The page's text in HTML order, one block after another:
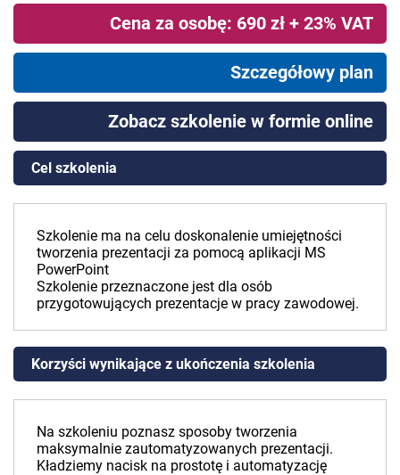
Cena za osobę: 690 zł + 23% VAT
Szczegółowy plan
Zobacz szkolenie w formie online
Cel szkolenia
Szkolenie ma na celu doskonalenie umiejętności
tworzenia prezentacji za pomocą aplikacji MS
PowerPoint
Szkolenie przeznaczone jest dla osób
przygotowujących prezentacje w pracy zawodowej.
Korzyści wynikające z ukończenia szkolenia
Na szkoleniu poznasz sposoby tworzenia
maksymalnie zautomatyzowanych prezentacji.
Kładziemy nacisk na prostotę i automatyzację